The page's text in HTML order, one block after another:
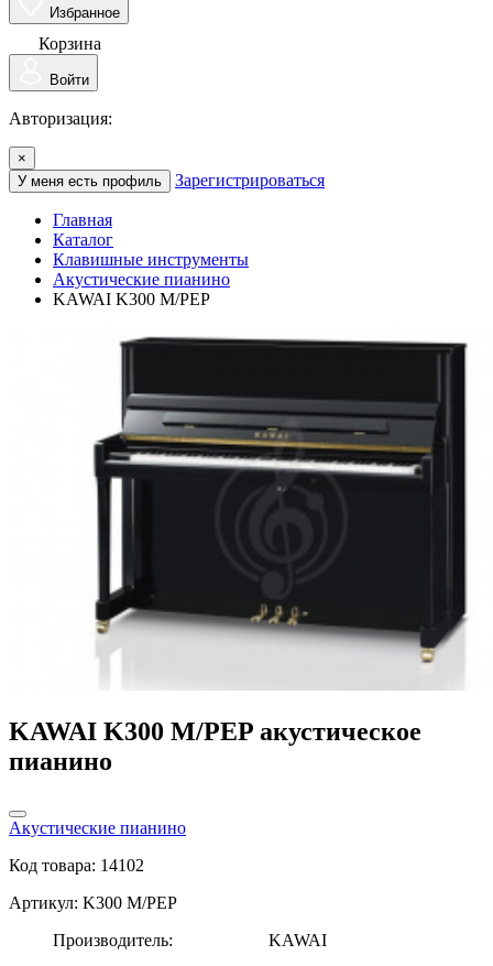
Избранное
Корзина
Войти
Авторизация:
×
У меня есть профиль
Зарегистрироваться
Главная
Каталог
Клавишные инструменты
Акустические пианино
KAWAI K300 M/PEP
KAWAI K300 M/PEP акустическое
пианино
Акустические пианино
Код товара: 14102
Артикул: K300 M/PEP
Производитель:
KAWAI